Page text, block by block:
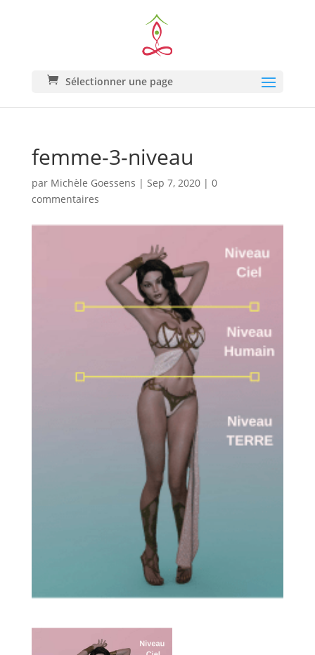
Sélectionner une page
femme-3-niveau
par Michèle Goessens | Sep 7, 2020| 0
commentaires